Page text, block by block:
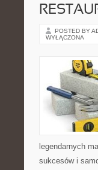
POSTED BY
WYŁĄCZONA
legendarnych
sukcesów i